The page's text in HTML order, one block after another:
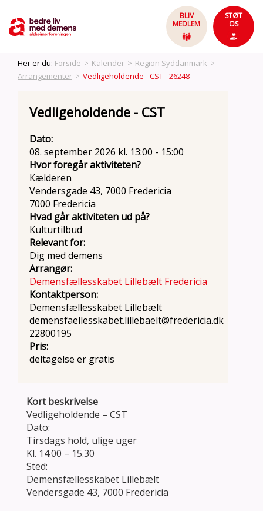
BLIV
MEDLEM
STØT
OS
Her er du: Forside > Kalender > Region Syddanmark >
Arrangementer > Vedligeholdende - CST - 26248
Vedligeholdende - CST
Dato:
08. september 2026 kl. 13:00 - 15:00
Hvor foregår aktiviteten?
Kælderen
Vendersgade 43, 7000 Fredericia
7000 Fredericia
Hvad går aktiviteten ud på?
Kulturtilbud
Relevant for:
Dig med demens
Arrangør:
Demensfællesskabet Lillebælt Fredericia
Kontaktperson:
Demensfællesskabet Lillebælt
demensfaellesskabet.lillebaelt@fredericia.dk
22800195
Pris:
deltagelse er gratis
Kort beskrivelse
Vedligeholdende – CST
Dato:
Tirsdags hold, ulige uger
Kl. 14.00 – 15.30
Sted:
Demensfællesskabet Lillebælt
Vendersgade 43, 7000 Fredericia